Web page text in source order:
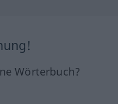
Wörterbuch?